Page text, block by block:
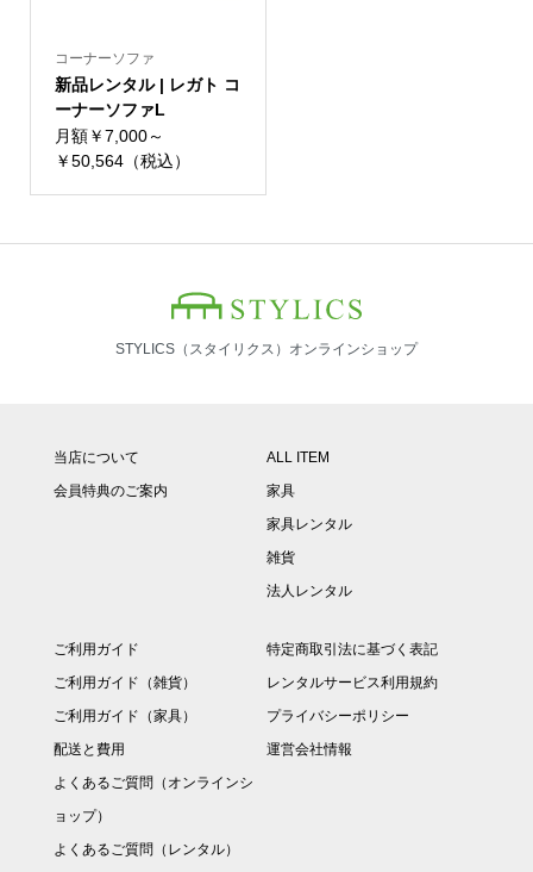
コーナーソファ
新品レンタル | レガト コ
ーナーソファL
月額￥7,000～
￥50,564（税込）
STYLICS（スタイリクス）オンラインショップ
当店について
会員特典のご案内
ALL ITEM
家具
家具レンタル
雑貨
法人レンタル
ご利用ガイド
ご利用ガイド（雑貨）
ご利用ガイド（家具）
配送と費用
よくあるご質問（オンラインシ
ョップ）
よくあるご質問（レンタル）
特定商取引法に基づく表記
レンタルサービス利用規約
プライバシーポリシー
運営会社情報